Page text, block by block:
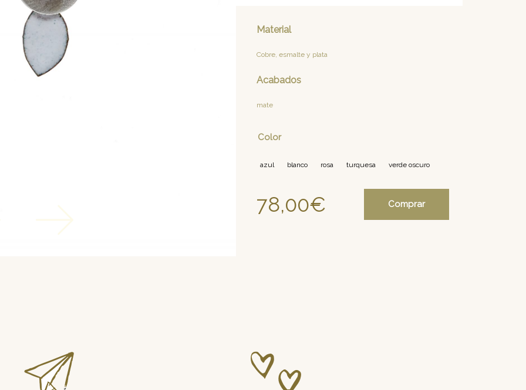
Material
Cobre, esmalte y plata
Acabados
mate
Color
azul blanco rosa turquesa verde oscuro
78,00€ Comprar